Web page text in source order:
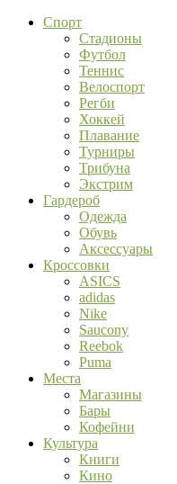
Спорт
Стадионы
Футбол
Теннис
Велоспорт
Регби
Хоккей
Плавание
Турниры
Трибуна
Экстрим
Гардероб
Одежда
Обувь
Аксессуары
Кроссовки
ASICS
adidas
Nike
Saucony
Reebok
Puma
Места
Магазины
Бары
Кофейни
Культура
Книги
Кино